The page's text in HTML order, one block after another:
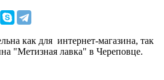
как для интернет-магазина, так
"Метизная лавка" в Череповце.